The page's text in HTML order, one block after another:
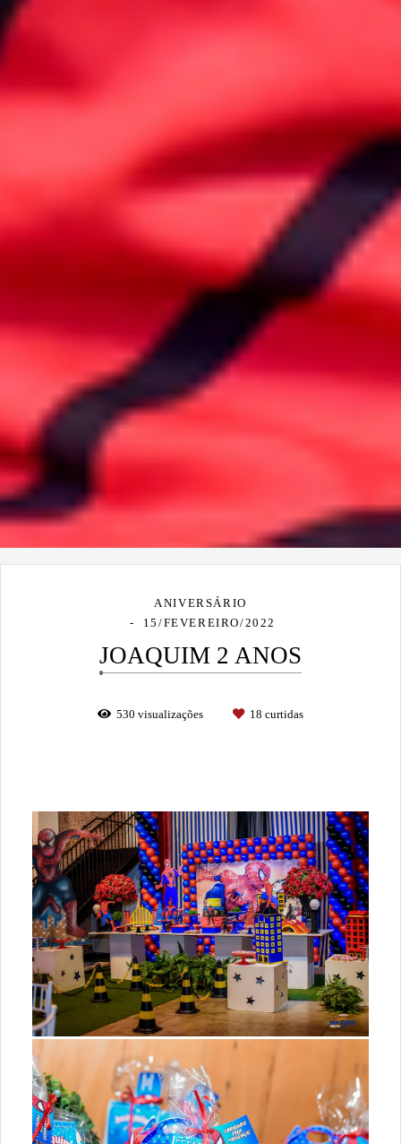
ANIVERSÁRIO
15/FEVEREIRO/2022
JOAQUIM 2 ANOS
530 visualizações 18 curtidas